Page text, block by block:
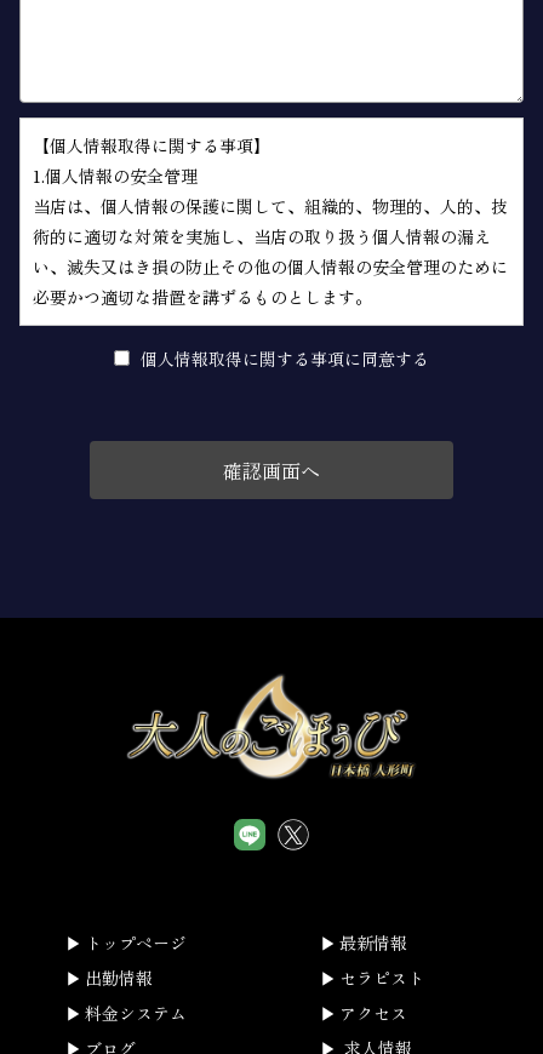
【個人情報取得に関する事項】
1.個人情報の安全管理
当店は、個人情報の保護に関して、組織的、物理的、人的、技
術的に適切な対策を実施し、当店の取り扱う個人情報の漏え
い、滅失又はき損の防止その他の個人情報の安全管理のために
必要かつ適切な措置を講ずるものとします。
2.個人情報の取得等の遵守事項
当店による個人情報の取得、利用、提供については、以下の事
当店は、当店が管理するインターネットによる情報提供サイト
（以下「本サイト」といいます。）の運営に必要な範囲で、本
又は本人の同意を得た場合を除き、以下に定める利用目的の達
成に必要な範囲を超えて利用することはありません。
①本サイトの運営、維持、管理
②本サイトを通じたサービスの提供及び紹介
ありません。なお、本人の求めによる個人情報の開示、訂正、
これを行うとともに、ご意見、ご相談に関して適切に対応しま
個人情報取得に関する事項に同意する
トップページ
最新情報
出勤情報
セラピスト
料金システム
アクセス
ブログ
求人情報